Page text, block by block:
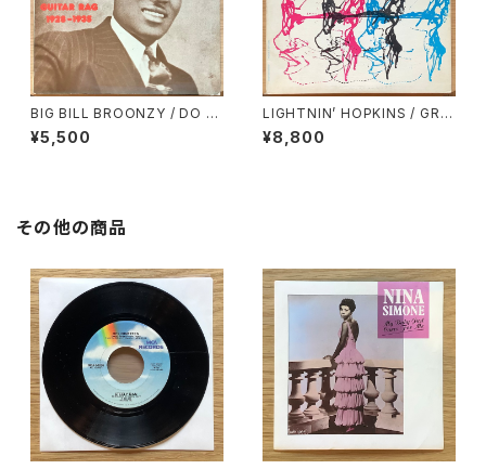
BIG BILL BROONZY / DO T
HAT GUITAR RAGS 1928-19
35
¥5,500
LIGHTNIN’ HOPKINS / GRE
ATEST HITS
¥8,800
その他の商品